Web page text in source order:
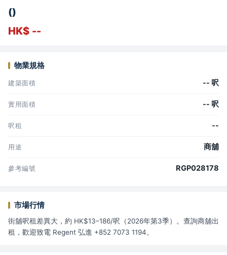
()
HK$ --
物業規格
建築面積 -- 呎
實用面積 -- 呎
呎租 --
用途 商舖
參考編號 RGP028178
市場行情
街舖呎租差異大，約 HK$13–186/呎（2026年第3季）。查詢商舖出
租，歡迎致電 Regent 弘進 +852 7073 1194。